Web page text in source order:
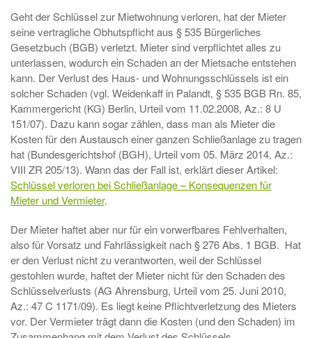
Geht der Schlüssel zur Mietwohnung verloren, hat der Mieter
seine vertragliche Obhutspflicht aus § 535 Bürgerliches
Gesetzbuch (BGB) verletzt. Mieter sind verpflichtet alles zu
unterlassen, wodurch ein Schaden an der Mietsache entstehen
kann. Der Verlust des Haus- und Wohnungsschlüssels ist ein
solcher Schaden (vgl. Weidenkaff in Palandt, § 535 BGB Rn. 85,
Kammergericht (KG) Berlin, Urteil vom 11.02.2008, Az.: 8 U
151/07). Dazu kann sogar zählen, dass man als Mieter die
Kosten für den Austausch einer ganzen Schließanlage zu tragen
hat (Bundesgerichtshof (BGH), Urteil vom 05. März 2014, Az.:
VIII ZR 205/13). Wann das der Fall ist, erklärt dieser Artikel:
Schlüssel verloren bei Schließanlage – Konsequenzen für
Mieter und Vermieter.
Der Mieter haftet aber nur für ein vorwerfbares Fehlverhalten,
also für Vorsatz und Fahrlässigkeit nach § 276 Abs. 1 BGB. Hat
er den Verlust nicht zu verantworten, weil der Schlüssel
gestohlen wurde, haftet der Mieter nicht für den Schaden des
Schlüsselverlusts (AG Ahrensburg, Urteil vom 25. Juni 2010,
Az.: 47 C 1171/09). Es liegt keine Pflichtverletzung des Mieters
vor. Der Vermieter trägt dann die Kosten (und den Schaden) im